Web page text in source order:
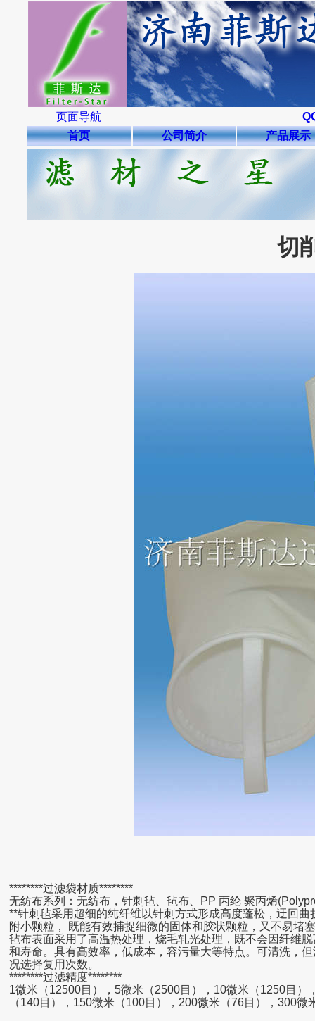
页面导航
首页
公司简介 产品展示
切
********过滤袋材质********
无纺布系列：无纺布，针刺毡、毡布、PP 丙纶 聚丙烯
**针刺毡采用超细的纯纤维以针刺方式形成高度蓬松，迂回
附小颗粒， 既能有效捕捉细微的固体和胶状颗粒，又不易堵
毡布表面采用了高温热处理，烧毛轧光处理，既不会因纤维
和寿命。具有高效率，低成本，容污量大等特点。可清洗，
况选择复用次数。
********过滤精度********
1微米（12500目），5微米（2500目），10微米（1250目
（140目），150微米（100目），200微米（76目），300微